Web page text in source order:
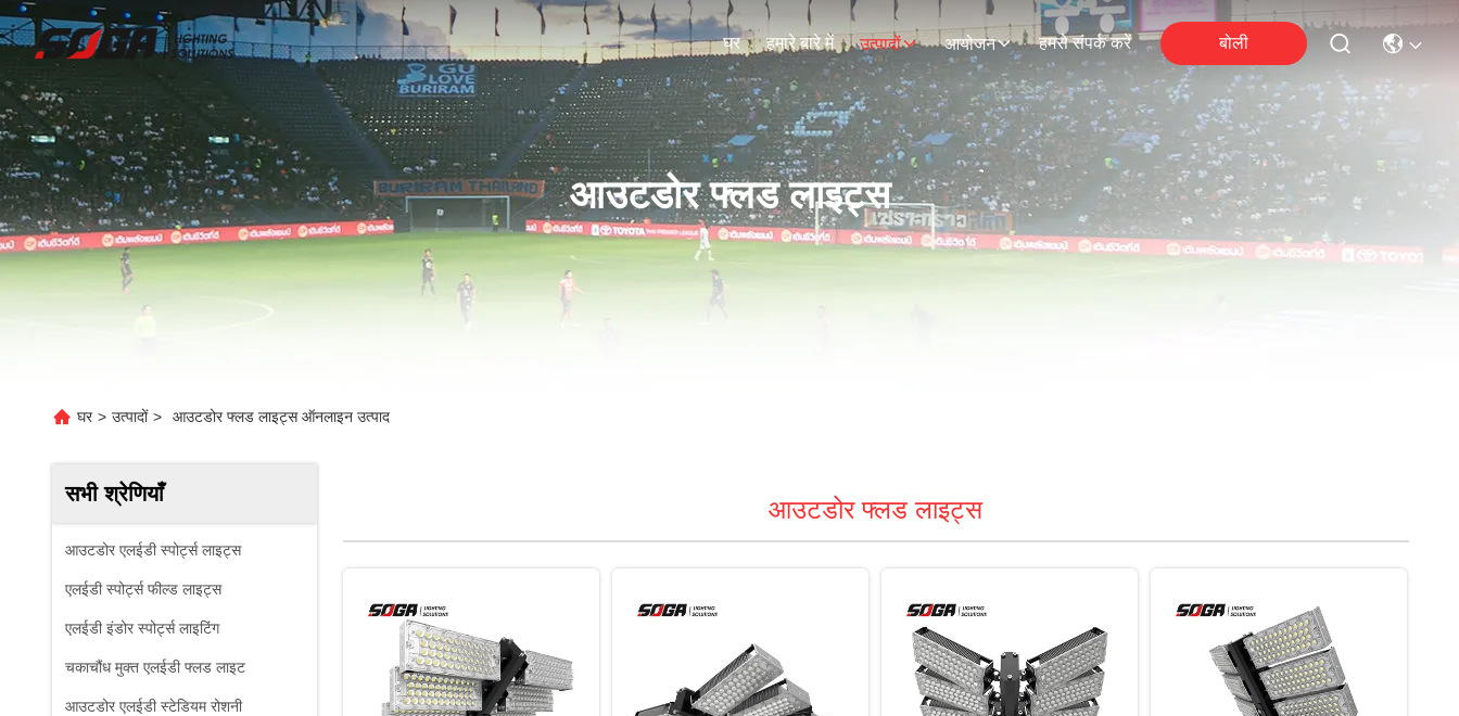
घर हमारे बारे में उत्पादों आयोजन हमसे संपर्क करें बोली
आउटडोर फ्लड लाइट्स
घर > उत्पादों > आउटडोर फ्लड लाइट्स ऑनलाइन उत्पाद
सभी श्रेणियाँ
आउटडोर एलईडी स्पोर्ट्स लाइट्स
एलईडी स्पोर्ट्स फील्ड लाइट्स
एलईडी इंडोर स्पोर्ट्स लाइटिंग
चकाचौंध मुक्त एलईडी फ्लड लाइट
आउटडोर एलईडी स्टेडियम रोशनी
आउटडोर फ्लड लाइट्स